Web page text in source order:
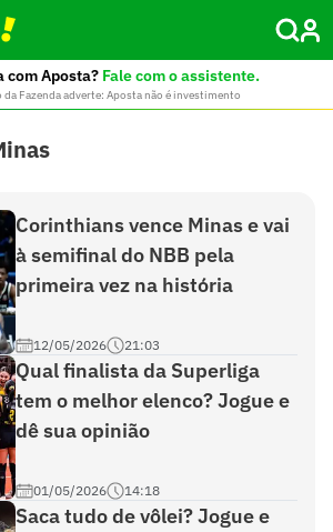
com Aposta? Fale com o assistente.
Fazenda adverte: Aposta não é investimento
Corinthians vence Minas e vai
à semifinal do NBB pela
primeira vez na história
12/05/2026 21:03
Qual finalista da Superliga
tem o melhor elenco? Jogue e
dê sua opinião
01/05/2026 14:18
Saca tudo de vôlei? Jogue e